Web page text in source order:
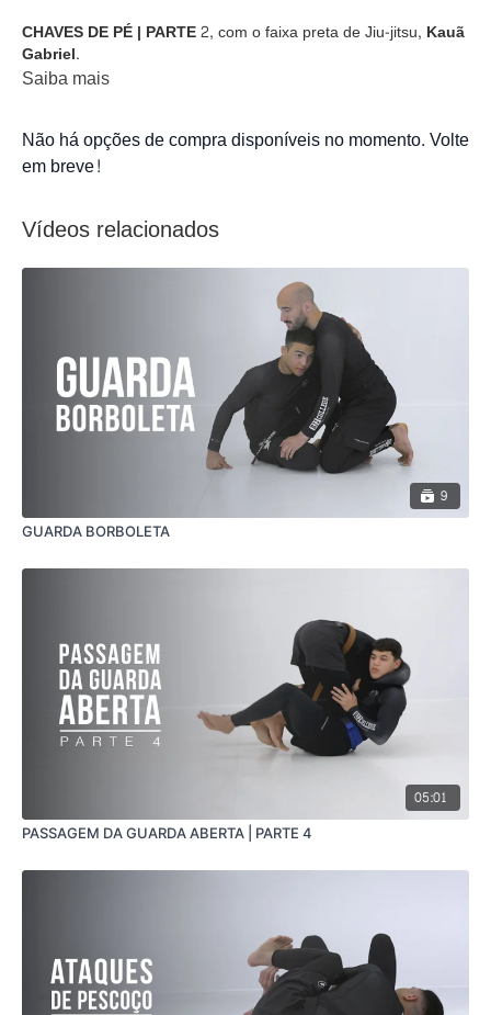
CHAVES DE PÉ | PARTE 2, com o faixa preta de Jiu-jitsu, Kauã
Gabriel.
Saiba mais
Não há opções de compra disponíveis no momento. Volte
em breve!
Vídeos relacionados
9
GUARDA BORBOLETA
05:01
PASSAGEM DA GUARDA ABERTA | PARTE 4